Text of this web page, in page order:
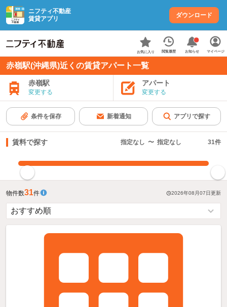
ニフティ不動産
賃貸アプリ
ダウンロード
お気に入り 閲覧履歴 お知らせ マイページ
赤嶺駅(沖縄県)近くの賃貸アパート一覧
赤嶺駅
変更する
アパート
変更する
条件を保存 新着通知 アプリで探す
賃料で探す 指定なし 〜 指定なし 31件
物件数31件 2026年08月07日更新